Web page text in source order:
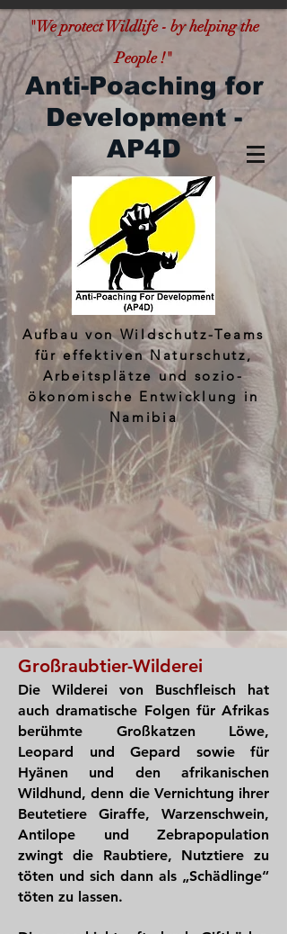
"We protect Wildlife - by helping the
People !"
Anti-Poaching for
Development -
AP4D
Aufbau von Wildschutz-Teams
für effektiven Naturschutz,
Arbeitsplätze und sozio-
ökonomische Entwicklung in
Namibia
Großraubtier-Wilderei
Die Wilderei von Buschfleisch hat
auch dramatische Folgen für Afrikas
berühmte Großkatzen Löwe,
Leopard und Gepard sowie für
Hyänen und den afrikanischen
Wildhund, denn die Vernichtung ihrer
Beutetiere Giraffe, Warzenschwein,
Antilope und Zebrapopulation
zwingt die Raubtiere, Nutztiere zu
töten und sich dann als „Schädlinge“
töten zu lassen.